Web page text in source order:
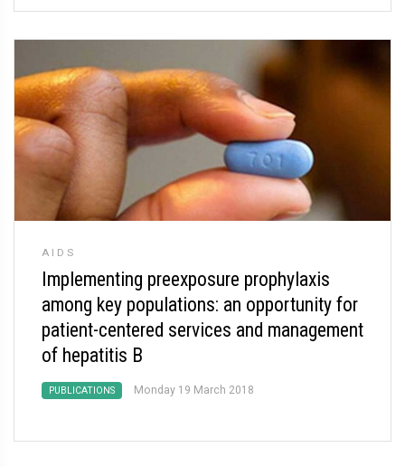
AIDS
Implementing preexposure prophylaxis
among key populations: an opportunity for
patient-centered services and management
of hepatitis B
PUBLICATIONS Monday 19 March 2018